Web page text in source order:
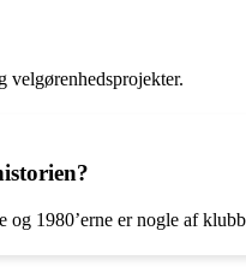
velgørenhedsprojekter.
1980’erne er nogle af